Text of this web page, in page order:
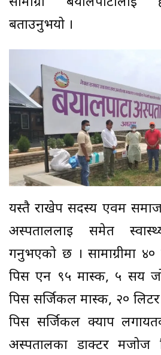
बताउनुभयो ।
यस्तै राखेप सदस्य एवम
अस्पताललाई समेत
गर्नुभएको छ । सामाग्रीमा
पिस एन ९५ मास्क, ५ सय
पिस सर्जिकल मास्क, २०
पिस सर्जिकल क्याप
अस्पतालका डाक्टर मजोज